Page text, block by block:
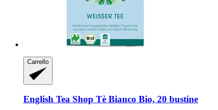
Carrello
English Tea Shop Tè Bianco Bio, 20 bustine